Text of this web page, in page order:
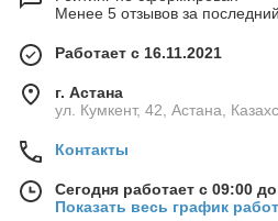
Менее 5 отзывов за
Работает с 16.11.2021
г. Астана
ул. Кумкент, 42, Астана,
Контакты
Сегодня работает с 09:00
Показать весь график